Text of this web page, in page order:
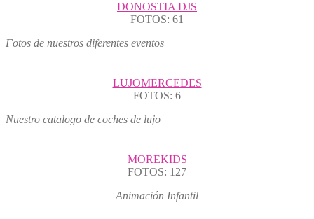
DONOSTIA DJS
FOTOS: 61
Fotos de nuestros diferentes eventos
LUJOMERCEDES
FOTOS: 6
Nuestro catalogo de coches de lujo
MOREKIDS
FOTOS: 127
Animación Infantil